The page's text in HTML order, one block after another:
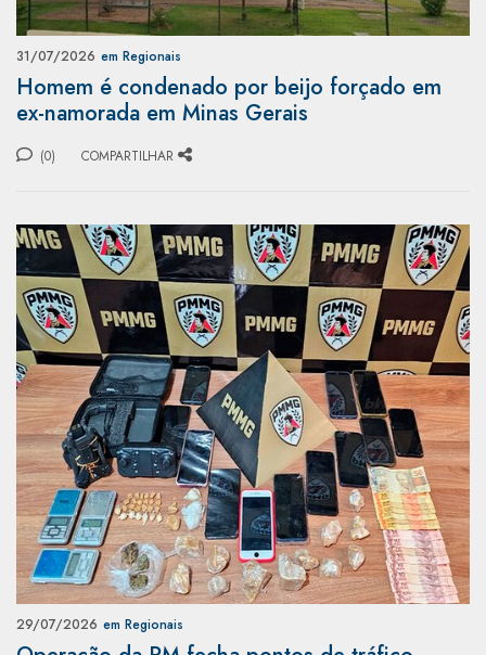
31/07/2026 em Regionais
Homem é condenado por beijo forçado em
ex-namorada em Minas Gerais
(0) COMPARTILHAR
29/07/2026 em Regionais